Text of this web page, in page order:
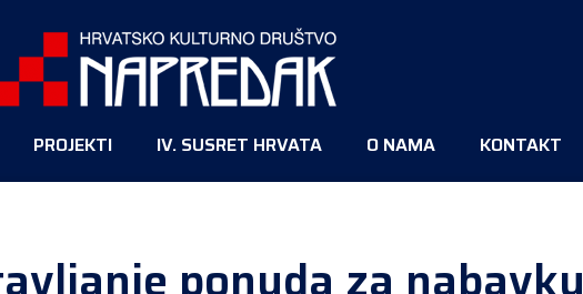
PROJEKTI IV. SUSRET HRVATA O NAMA KONTAKT